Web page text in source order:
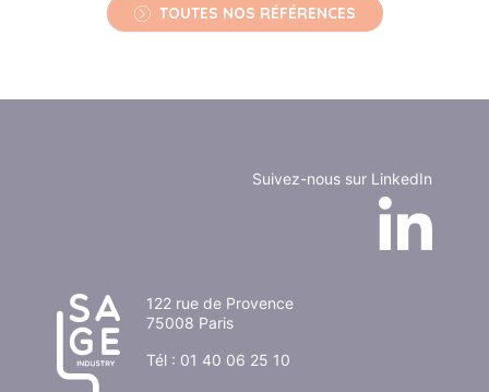
TOUTES NOS RÉFÉRENCES
122 rue de Provence
75008 Paris
Tél : 01 40 06 25 10
Suivez-nous sur LinkedIn